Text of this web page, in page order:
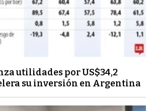
utilidades por US$34,2
su inversión en Argentina